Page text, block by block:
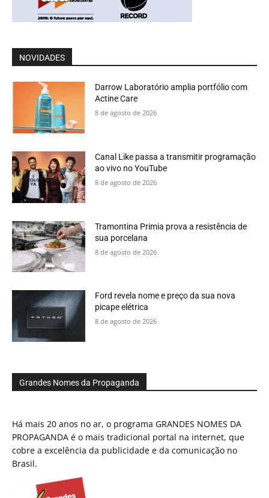
NOVIDADES
Darrow Laboratório amplia portfólio com
Actine Care
8 de agosto de 2026
Canal Like passa a transmitir programação
ao vivo no YouTube
8 de agosto de 2026
Tramontina Primia prova a resistência de
sua porcelana
8 de agosto de 2026
Ford revela nome e preço da sua nova
picape elétrica
8 de agosto de 2026
Grandes Nomes da Propaganda
Há mais 20 anos no ar, o programa GRANDES NOMES DA
PROPAGANDA é o mais tradicional portal na internet, que
cobre a excelência da publicidade e da comunicação no
Brasil.